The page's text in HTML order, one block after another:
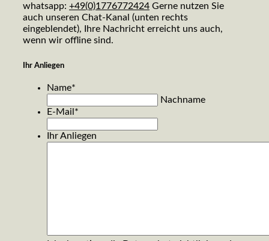
whatsapp: +49(0)1776772424 Gerne nutzen Sie
auch unseren Chat-Kanal (unten rechts
eingeblendet), Ihre Nachricht erreicht uns auch,
wenn wir offline sind.
Ihr Anliegen
Name*
Nachname
E-Mail *
Ihr Anliegen